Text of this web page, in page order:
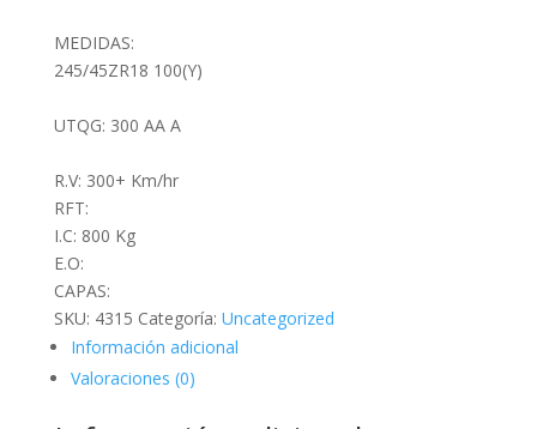
MEDIDAS:
245/45ZR18 100(Y)
UTQG: 300 AA A
R.V: 300+ Km/hr
RFT:
I.C: 800 Kg
E.O:
CAPAS:
SKU: 4315 Categoría: Uncategorized
Información adicional
Valoraciones (0)